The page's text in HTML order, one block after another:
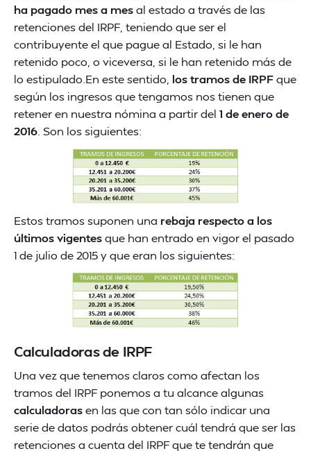
ha pagado mes a mesal estado a través de las
retenciones del IRPF, teniendo que ser el
contribuyente el que pague al Estado, si le han
retenido poco, o viceversa, si le han retenido más de
lo estipulado.En este sentido, los tramos de IRPFque
según los ingresos que tengamos nos tienen que
retener en nuestra nómina a partir del 1 de enero de
2016 . Son los siguientes:
Estos tramos suponen una rebaja respecto a los
últimos vigentesque han entrado en vigor el pasado
1 de julio de 2015 y que eran los siguientes:
Calculadoras de IRPF
Una vez que tenemos claros como afectan los
tramos del IRPF ponemos a tu alcance algunas
calculadorasen las que con tan sólo indicar una
serie de datos podrás obtener cuál tendrá que ser las
retenciones a cuenta del IRPF que te tendrán que